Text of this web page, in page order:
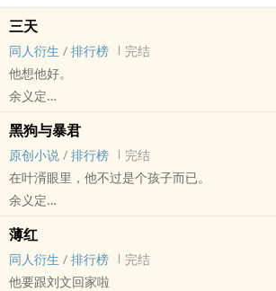
三天
同人衍生 / 排行榜
完结
他想他好。
余义定
BL - 完结 - 中篇
黑狗与暴君
原创小说 / 排行榜
完结
在叶湑眼里，他不过是个孩子而已。
余义定
正剧 - 古代 - BE - 架空世界
小疯子小皇帝和他家忠犬。
薄红
同人衍生 / 排行榜
完结
他要跟刘文回家啦